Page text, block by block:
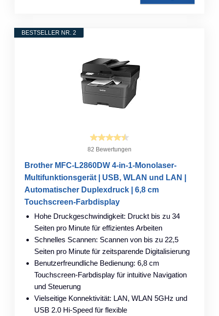
BESTSELLER NR. 2
82 Bewertungen
Brother MFC-L2860DW 4-in-1-Monolaser-
Multifunktionsgerät | USB, WLAN und LAN |
Automatischer Duplexdruck | 6,8 cm
Touchscreen-Farbdisplay
Hohe Druckgeschwindigkeit: Druckt bis zu 34
Seiten pro Minute für effizientes Arbeiten
Schnelles Scannen: Scannen von bis zu 22,5
Seiten pro Minute für zeitsparende Digitalisierung
Benutzerfreundliche Bedienung: 6,8 cm
Touchscreen-Farbdisplay für intuitive Navigation
und Steuerung
Vielseitige Konnektivität: LAN, WLAN 5GHz und
USB 2.0 Hi-Speed für flexible